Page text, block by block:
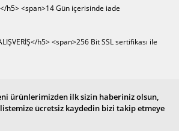
ürünlerimizden ilk sizin haberiniz olsun,
ücretsiz kaydedin bizi takip etmeye